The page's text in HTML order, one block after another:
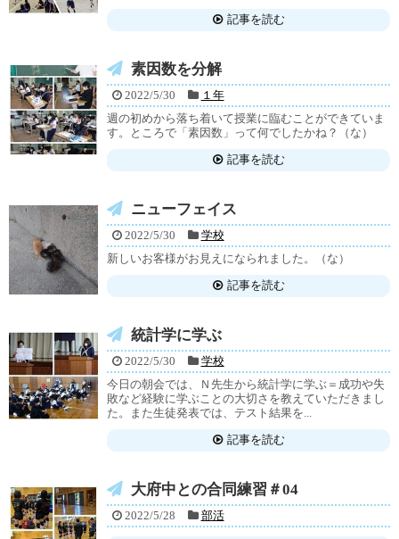
記事を読む
素因数を分解
2022/5/30
１年
週の初めから落ち着いて授業に臨むことができていま
す。ところで「素因数」って何でしたかね？（な）
記事を読む
ニューフェイス
2022/5/30
学校
新しいお客様がお見えになられました。（な）
記事を読む
統計学に学ぶ
2022/5/30
学校
今日の朝会では、Ｎ先生から統計学に学ぶ＝成功や失
敗など経験に学ぶことの大切さを教えていただきまし
た。また生徒発表では、テスト結果を...
記事を読む
大府中との合同練習＃04
2022/5/28 部活